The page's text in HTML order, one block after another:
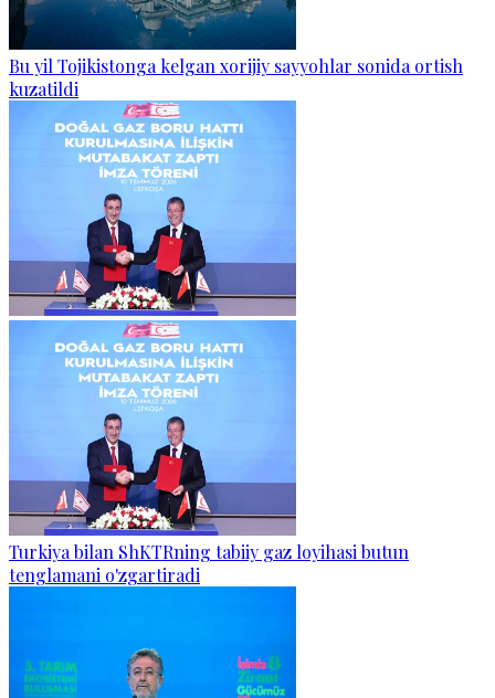
Bu yil Tojikistonga kelgan xorijiy sayyohlar sonida ortish
kuzatildi
Turkiya bilan ShKTRning tabiiy gaz loyihasi butun
tenglamani o'zgartiradi